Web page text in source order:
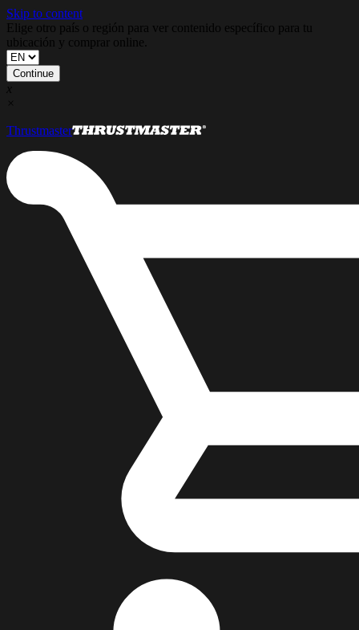
Skip to content
Elige otro país o región para ver contenido específico para tu
ubicación y comprar online.
Continue
x
×
Thrustmaster